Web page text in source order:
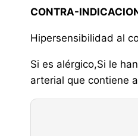
CONTRA-
Hipersensibilidad al
Si es alérgico,Si le
arterial que contiene